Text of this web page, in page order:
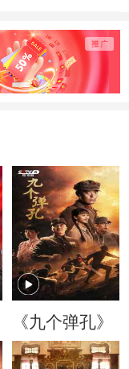
《九个弹孔》